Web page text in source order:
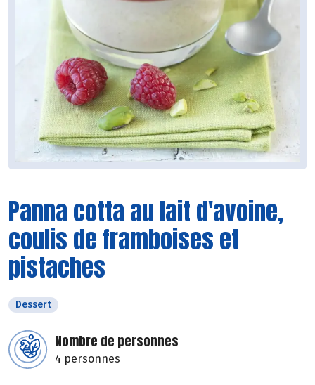
Panna cotta au lait d'avoine,
coulis de framboises et
pistaches
Dessert
Nombre de personnes
4 personnes